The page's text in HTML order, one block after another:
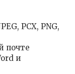
PCX, PNG,
почте
и